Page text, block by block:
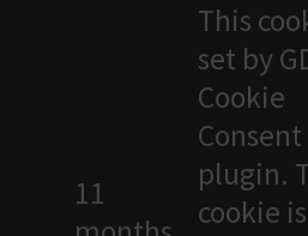
11
This
set by
Cookie
Consent
plugin.
cookie